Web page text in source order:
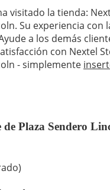
visitado la tienda:
Su experiencia con
a los demás
con Nextel
- simplemente
de Plaza Sendero